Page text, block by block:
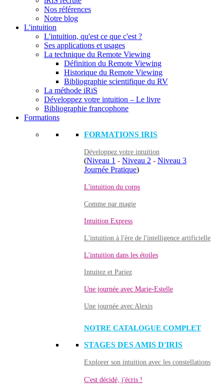
Nos références
Notre blog
L'intuition
L'intuition, qu'est ce que c'est ?
Ses applications et usages
La technique du Remote Viewing
Définition du Remote Viewing
Historique du Remote Viewing
Bibliographie scientifique du RV
La méthode iRiS
Développez votre intuition – Le livre
Bibliographie francophone
Formations
FORMATIONS IRIS
Développez votre intuition
(Niveau 1 - Niveau 2 - Niveau 3
Journée Pratique)
L'intuition du corps
Comme par magie
Intuition Express
L'intuition à l'ère de l'intelligence artificielle
L'intuition dans les étoiles
Intuitez et Pariez
Une journée avec Marie-Estelle
Une journée avec Alexis
NOTRE CATALOGUE COMPLET
STAGES DES AMIS D'IRIS
Explorer son intuition avec les constellations
C'est décidé, j'écris !